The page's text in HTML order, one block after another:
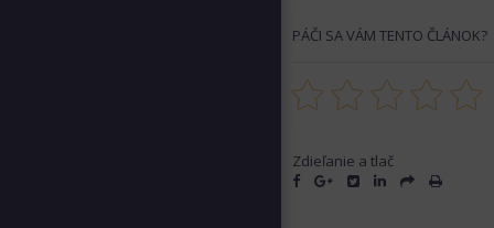
PÁČI SA VÁM TENTO ČLÁNOK?
Zdieľanie a tlač